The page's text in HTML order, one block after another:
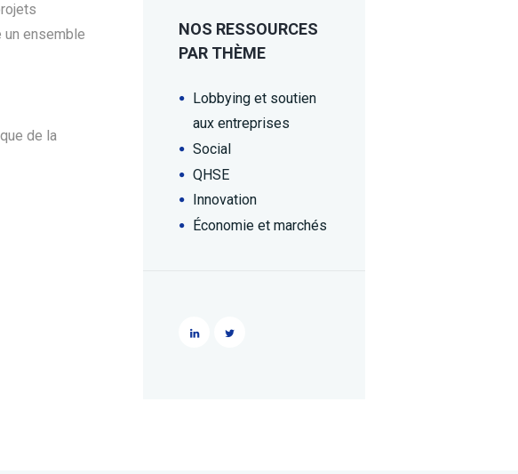
un ensemble
NOS RESSOURCES
PAR THÈME
Lobbying et soutien
aux entreprises
Social
QHSE
Innovation
Économie et marchés